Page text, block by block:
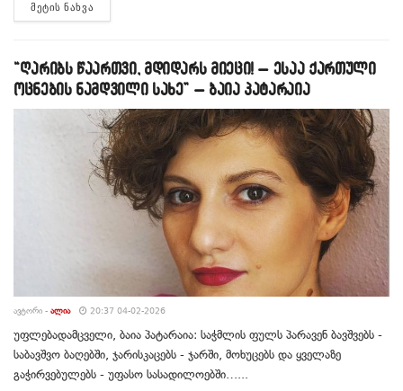
ᲛᲔᲢᲘᲡ ᲜᲐᲮᲕᲐ
“ღარიბს წაართვი, მდიდარს მიეცი! – ესაა ქართული
ოცნების ნამდვილი სახე” – ბაია პატარაია
ᲐᲕᲢᲝᲠᲘ - ᲐᲚᲘᲐ 20:37 04-02-2026
უფლებადამცველი, ბაია პატარაია: საჭმლის ფულს პარავენ ბავშვებს -
საბავშვო ბაღებში, ჯარისკაცებს - ჯარში, მოხუცებს და ყველაზე
გაჭირვებულებს - უფასო სასადილოებში…...